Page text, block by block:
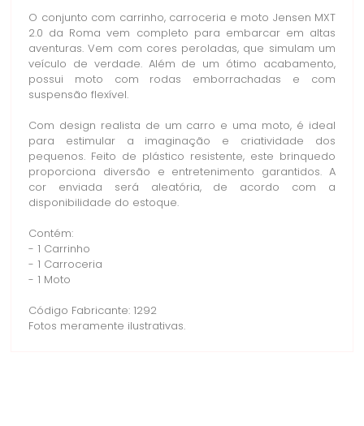
O conjunto com carrinho, carroceria e moto Jensen MXT
2.0 da Roma vem completo para embarcar em altas
aventuras. Vem com cores peroladas, que simulam um
veículo de verdade. Além de um ótimo acabamento,
possui moto com rodas emborrachadas e com
suspensão flexível.
Com design realista de um carro e uma moto, é ideal
para estimular a imaginação e criatividade dos
pequenos. Feito de plástico resistente, este brinquedo
proporciona diversão e entretenimento garantidos. A
cor enviada será aleatória, de acordo com a
disponibilidade do estoque.
Contém:
- 1 Carrinho
- 1 Carroceria
- 1 Moto
Código Fabricante: 1292
Fotos meramente ilustrativas.